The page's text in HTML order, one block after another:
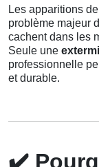
Les apparitions de
problème majeur
cachent dans les
Seule une
professionnelle
et durable.
✔️